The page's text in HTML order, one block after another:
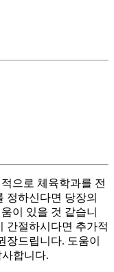
으로 체육학과를 전
정하신다면 당장의
이 있을 것 같습니
간절하시다면 추가적
장드립니다. 도움이
합니다.